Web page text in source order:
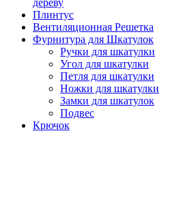
дереву
Плинтус
Вентиляционная Решетка
Фурнитура для Шкатулок
Ручки для шкатулки
Угол для шкатулки
Петля для шкатулки
Ножки для шкатулки
Замки для шкатулок
Подвес
Крючок